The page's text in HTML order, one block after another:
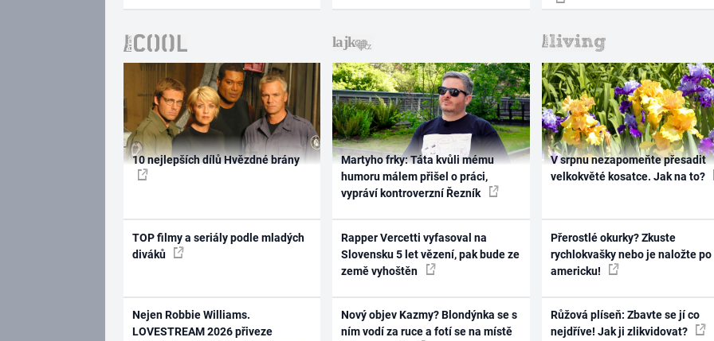
10 nejlepších dílů Hvězdné brány
TOP filmy a seriály podle mladých
diváků
Nejen Robbie Williams.
LOVESTREAM 2026 přiveze
Martyho frky: Táta kvůli mému
humoru málem přišel o práci,
vypráví kontroverzní Řezník
Rapper Vercetti vyfasoval na
Slovensku 5 let vězení, pak bude ze
země vyhoštěn
Nový objev Kazmy? Blondýnka se s
ním vodí za ruce a fotí se na místě
V srpnu nezapomeňte přesadit
velkokvěté kosatce. Jak na to?
Přerostlé okurky? Zkuste
rychlokvašky nebo je naložte po
americku!
Růžová plíseň: Zbavte se jí co
nejdříve! Jak ji zlikvidovat?